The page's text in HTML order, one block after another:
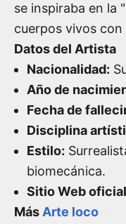
se inspiraba en la
cuerpos vivos
Datos del Artista
Nacionalidad:
Año de
Fecha de
Disciplina
Estilo:
biomecánica.
Sitio Web
MásArte loco